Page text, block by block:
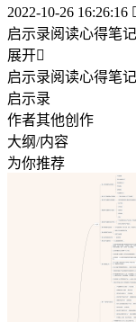
2022-10-26 16:26:16
启示录阅读心得笔记
展开
启示录阅读心得笔记
启示录
作者其他创作
大纲/内容
为你推荐